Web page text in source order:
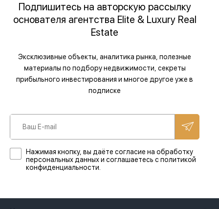
Подпишитесь на авторскую рассылку
основателя агентства Elite & Luxury Real
Estate
Эксклюзивные объекты, аналитика рынка, полезные
материалы по подбору недвижимости, секреты
прибыльного инвестирования и многое другое уже в
подписке
Нажимая кнопку, вы даёте согласие на обработку
персональных данных и соглашаетесь с политикой
конфиденциальности.